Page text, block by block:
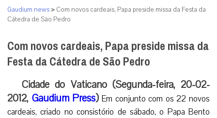
Gaudium news > Com novos cardeais, Papa preside missa da Festa da
Cátedra de São Pedro
Com novos cardeais, Papa preside missa da
Festa da Cátedra de São Pedro
Cidade do Vaticano (Segunda-feira, 20-02-
2012, Gaudium Press) Em conjunto com os 22 novos
cardeais, criado no consistório de sábado, o Papa Bento